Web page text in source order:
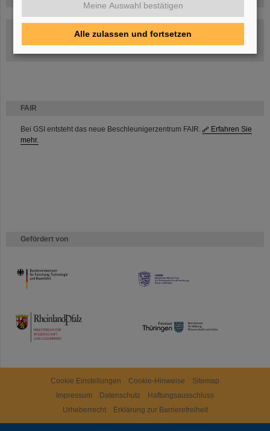
FAIR
Bei GSI entsteht das neue Beschleunigerzentrum FAIR.
Erfahren Sie
mehr.
Gefördert von
HMWK
TMWWDG
GSI-FAIR Kolloquium
Cookie Einstellungen Cookie-Hinweise
Sitemap
Impressum
Datenschutz
Haftungsausschluss
Urheberrecht
Erklärung zur Barrierefreiheit
Meine Auswahl bestätigen
Alle zulassen und fortsetzen